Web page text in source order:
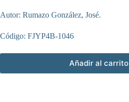
Autor: Rumazo González, José.
Código: FJYP4B-1046
Añadir al carrito